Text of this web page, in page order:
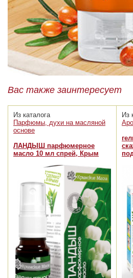
Вас также заинтересует
Из каталога
Парфюмы, духи на масляной
основе
ЛАНДЫШ парфюмерное
масло 10 мл спрей, Крым
Из